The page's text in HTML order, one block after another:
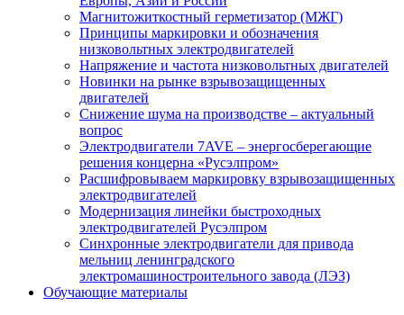
Магнитожиткостный герметизатор (МЖГ)
Принципы маркировки и обозначения
низковольтных электродвигателей
Напряжение и частота низковольтных двигателей
Новинки на рынке взрывозащищенных
двигателей
Снижение шума на производстве – актуальный
вопрос
Электродвигатели 7AVE – энергосберегающие
решения концерна «Русэлпром»
Расшифровываем маркировку взрывозащищенных
электродвигателей
Модернизация линейки быстроходных
электродвигателей Русэлпром
Синхронные электродвигатели для привода
мельниц ленинградского
электромашиностроительного завода (ЛЭЗ)
Обучающие материалы